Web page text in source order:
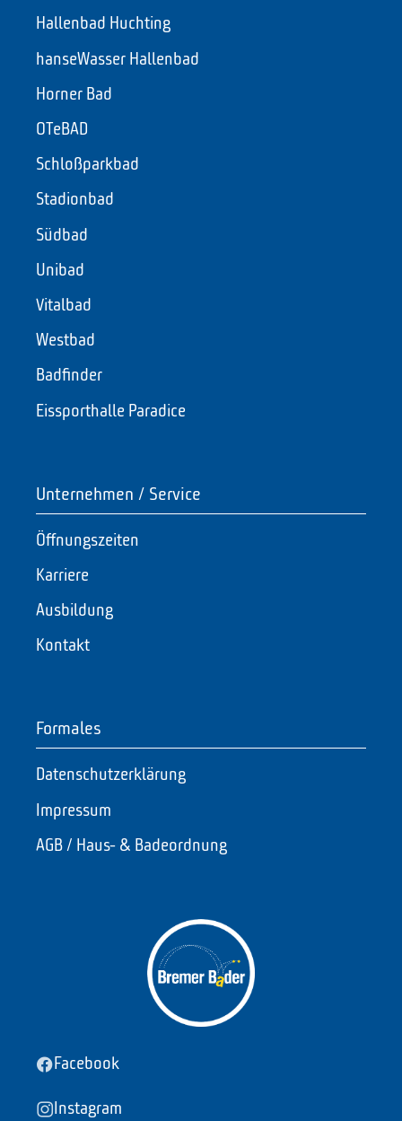
Hallenbad Huchting
hanseWasser Hallenbad
Horner Bad
OTeBAD
Schloßparkbad
Stadionbad
Südbad
Unibad
Vitalbad
Westbad
Badfinder
Eissporthalle Paradice
Unternehmen / Service
Öffnungszeiten
Karriere
Ausbildung
Kontakt
Formales
Datenschutzerklärung
Impressum
AGB / Haus- & Badeordnung
Facebook
Instagram